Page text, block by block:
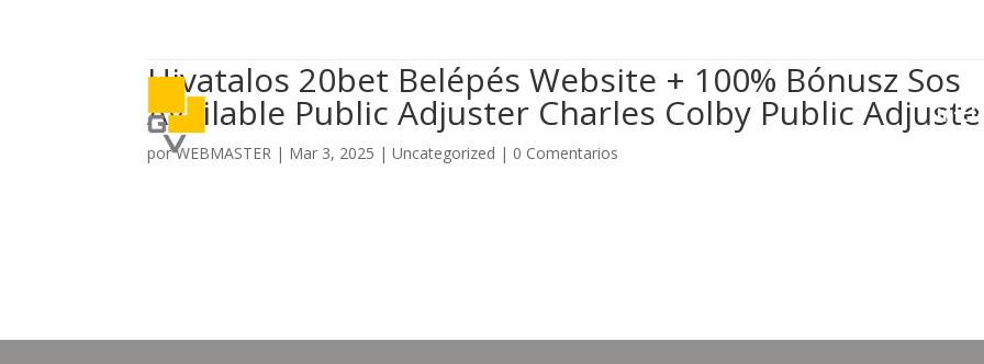
Hivatalos 20bet Belépés Website + 100% Bónusz Sos
Available Public Adjuster Charles Colby Public
porWEBMASTER | Mar 3, 2025 |Uncategorized | 0 Comentarios